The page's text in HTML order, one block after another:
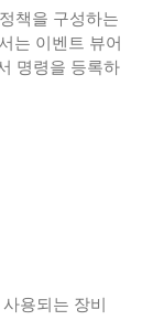
책을 구성하는
는 이벤트 뷰어
명령을 등록하
용되는 장비